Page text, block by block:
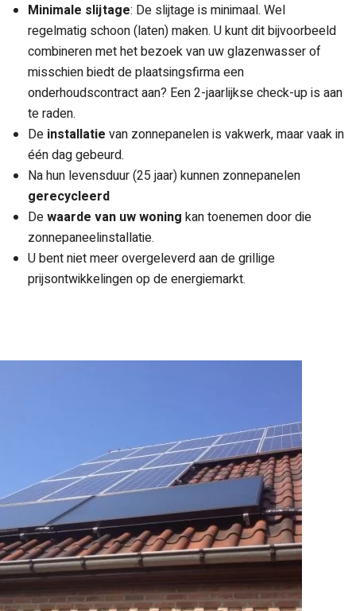
Minimale slijtage: De slijtage is minimaal. Wel
regelmatig schoon (laten) maken. U kunt dit bijvoorbeeld
combineren met het bezoek van uw glazenwasser of
misschien biedt de plaatsingsfirma een
onderhoudscontract aan? Een 2-jaarlijkse check-up is aan
te raden.
De installatie van zonnepanelen is vakwerk, maar vaak in
één dag gebeurd.
Na hun levensduur (25 jaar) kunnen zonnepanelen
gerecycleerd
Dewaarde van uw woning kan toenemen door die
zonnepaneelinstallatie.
U bent niet meer overgeleverd aan de grillige
prijsontwikkelingen op de energiemarkt.